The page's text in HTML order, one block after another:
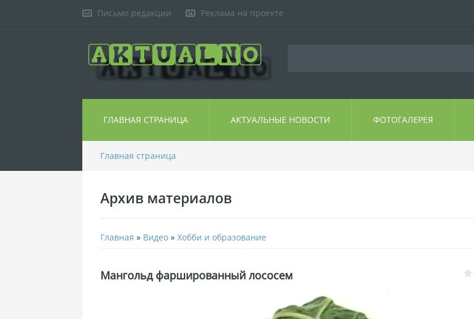
Письмо редакции Реклама на проекте
ГЛАВНАЯ СТРАНИЦА АКТУАЛЬНЫЕ НОВОСТИ ФОТОГАЛЕРЕЯ
Главная страница
Архив материалов
Главная » Видео » Хобби и образование
Мангольд фаршированный лососем